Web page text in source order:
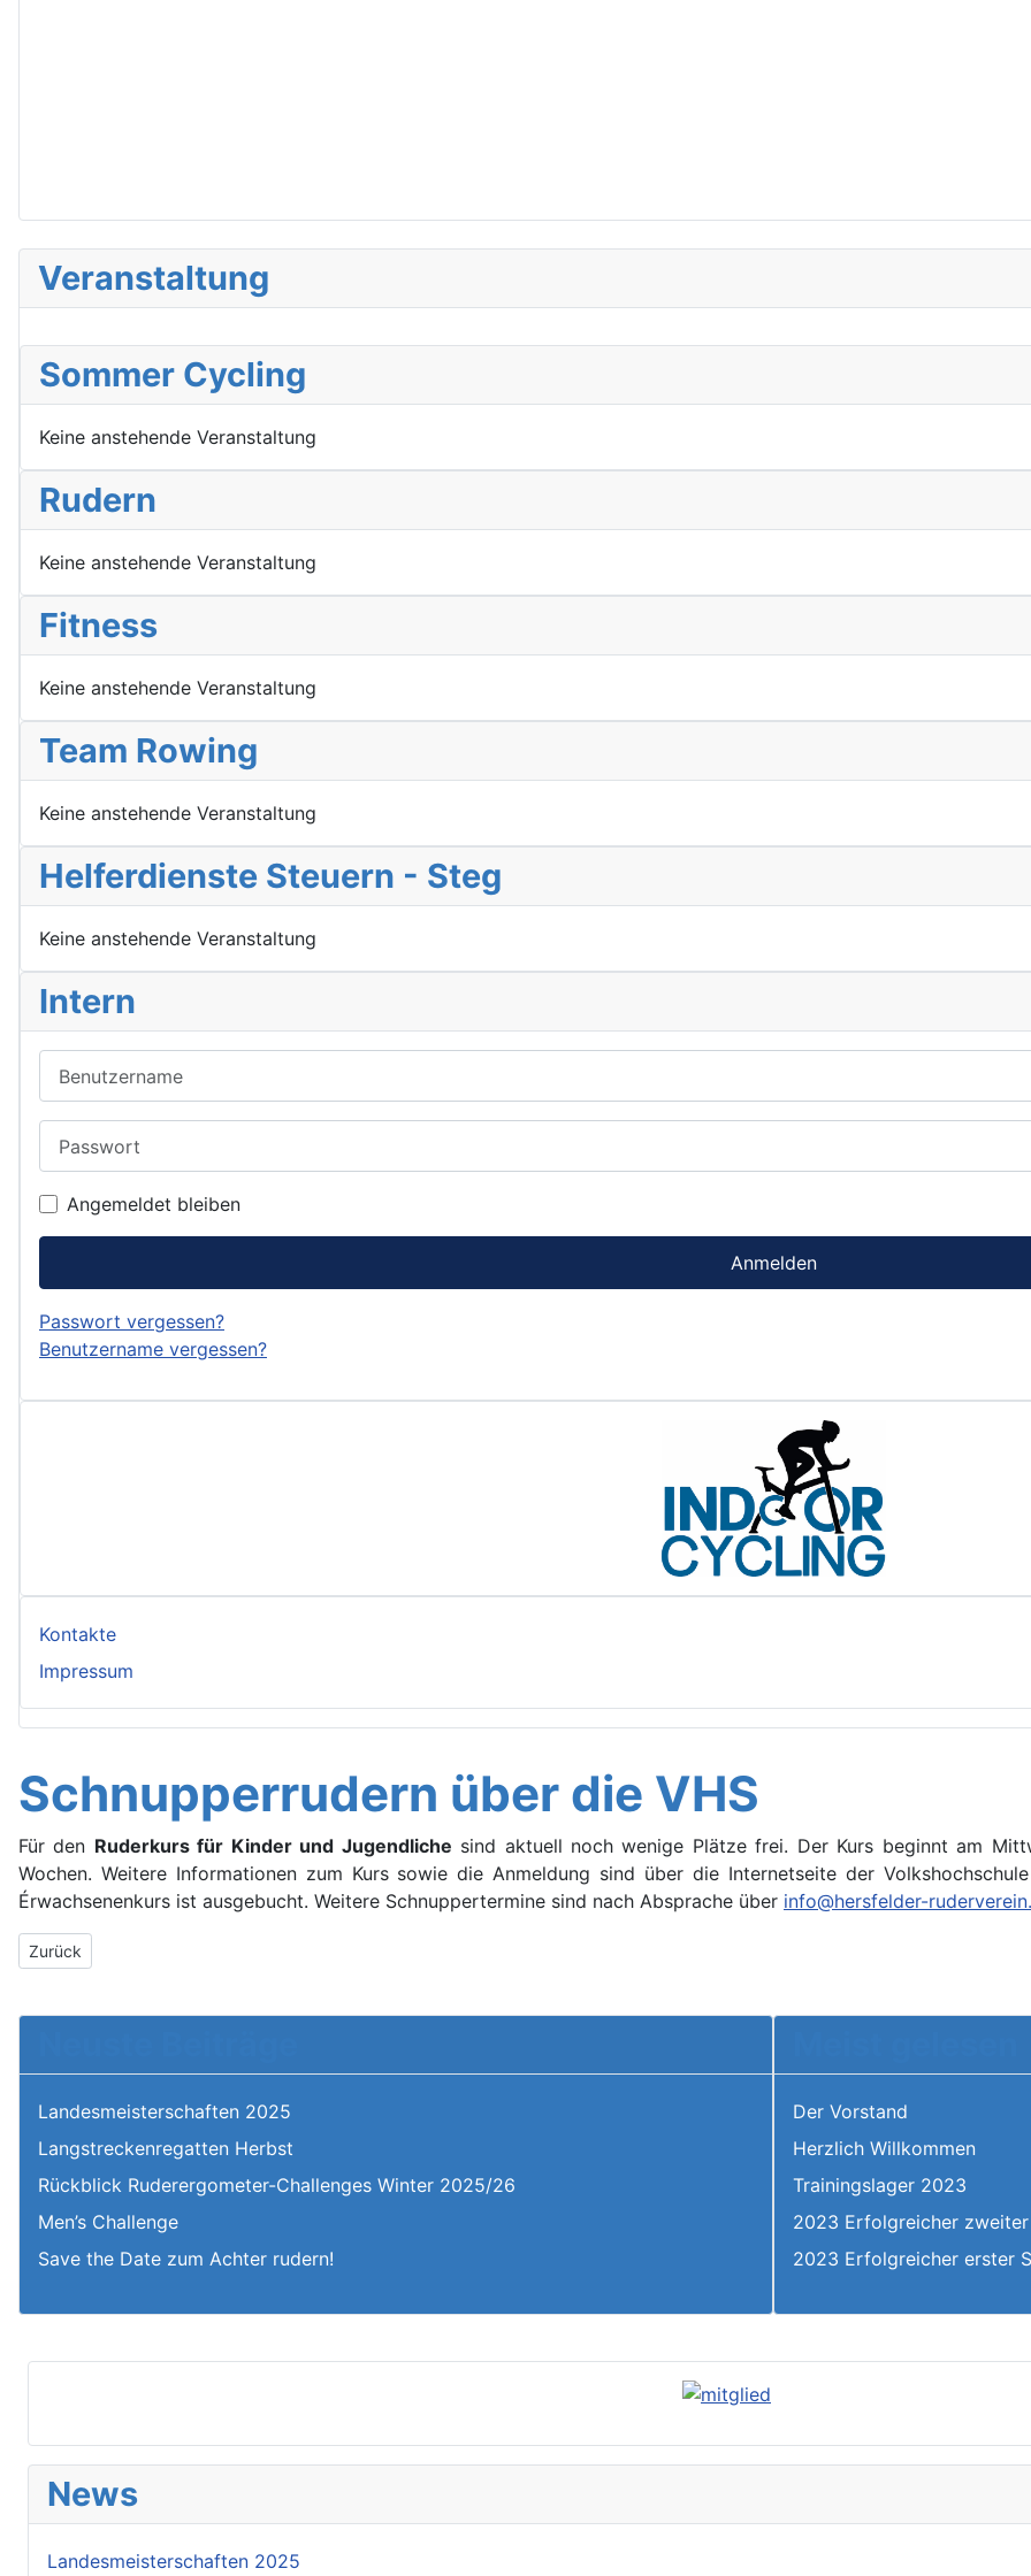
Veranstaltung
Sommer Cycling
Keine anstehende Veranstaltung
Rudern
Keine anstehende Veranstaltung
Fitness
Keine anstehende Veranstaltung
Team Rowing
Keine anstehende Veranstaltung
Helferdienste Steuern - Steg
Keine anstehende Veranstaltung
Intern
Angemeldet bleiben
Anmelden
Passwort vergessen?
Benutzername vergessen?
Kontakte
Impressum
Schnupperrudern über die VHS
Für den Ruderkurs für Kinder und Jugendliche sind aktuell noch wenige Plätze frei. Der Kurs beginnt am
Wochen. Weitere Informationen zum Kurs sowie die Anmeldung sind über die Internetseite der
Érwachsenenkurs ist ausgebucht. Weitere Schnuppertermine sind nach Absprache über info@hersfelder-
Vorheriger Beitrag: Hersfelder Ruderinnen und Ruderer legten beim Trainingslager 1.500 km zurück
Zurück
News
Landesmeisterschaften 2025
Landesmeisterschaften 2025
Langstreckenregatten Herbst
Rückblick Ruderergometer-Challenges Winter 2025/26
Men’s Challenge
Save the Date zum Achter rudern!
Der Vorstand
Herzlich Willkommen
Trainingslager 2023
2023 Erfolgreicher
2023 Erfolgreicher erster